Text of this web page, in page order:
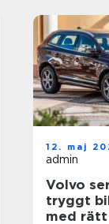
12. maj
admin
Volvo
tryggt
med